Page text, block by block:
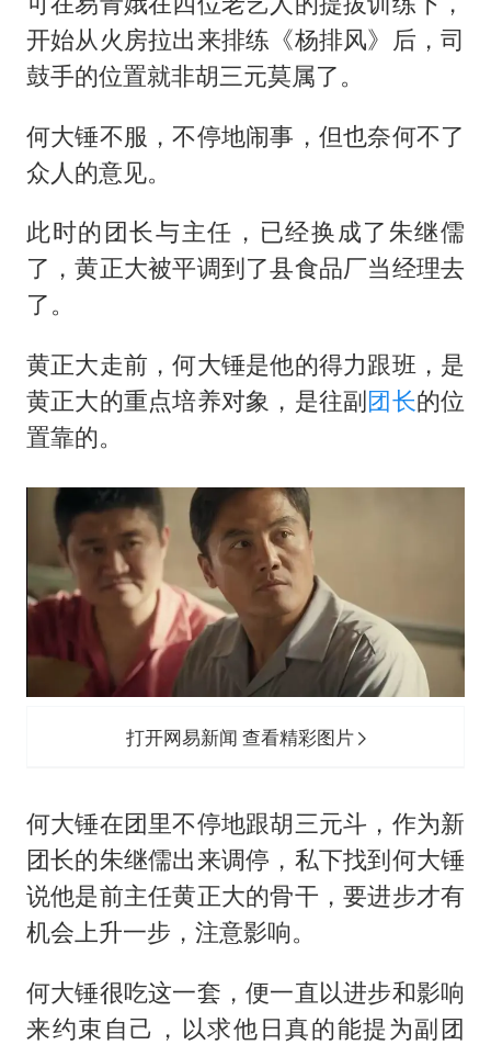
开始从火房拉出来排练《杨排风》后，司
鼓手的位置就非胡三元莫属了。
何大锤不服，不停地闹事，但也奈何不了
众人的意见。
此时的团长与主任，已经换成了朱继儒
了，黄正大被平调到了县食品厂当经理去
了。
黄正大走前，何大锤是他的得力跟班，是
黄正大的重点培养对象，是往副团长的位
置靠的。
打开网易新闻 查看精彩图片
何大锤在团里不停地跟胡三元斗，作为新
团长的朱继儒出来调停，私下找到何大锤
说他是前主任黄正大的骨干，要进步才有
机会上升一步，注意影响。
何大锤很吃这一套，便一直以进步和影响
来约束自己，以求他日真的能提为副团